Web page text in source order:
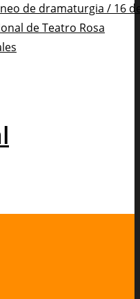
de dramaturgia / 16
de Teatro Rosa